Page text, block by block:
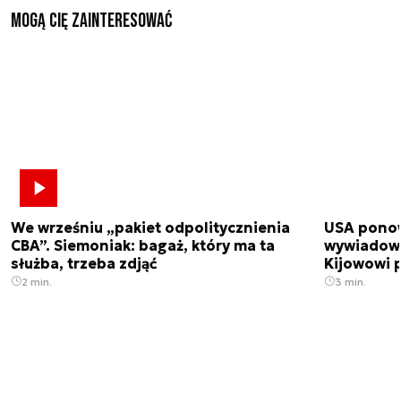
Mogą Cię zainteresować
We wrześniu „pakiet odpolitycznienia
CBA”. Siemoniak: bagaż, który ma ta
służba, trzeba zdjąć
2 min.
USA
Kijowowi
3 min.